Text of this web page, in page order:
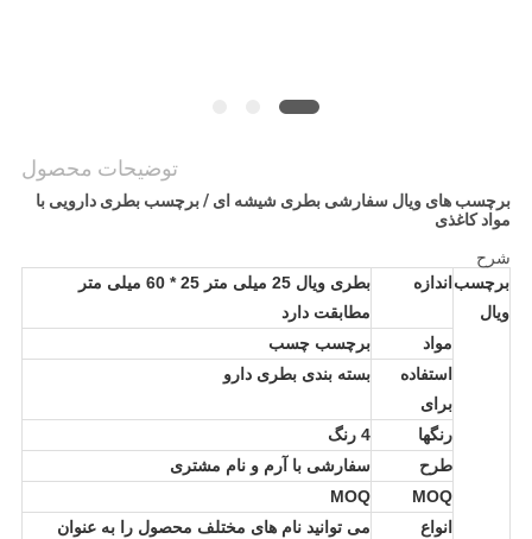
توضیحات محصول
برچسب های ویال سفارشی بطری شیشه ای / برچسب بطری دارویی با
مواد کاغذی
شرح
برچسب
ویال
اندازه
بطری ویال 25 میلی متر 25 * 60 میلی متر
مطابقت دارد
مواد
برچسب چسب
استفاده
برای
بسته بندی بطری دارو
رنگها
4 رنگ
طرح
سفارشی با آرم و نام مشتری
MOQ
MOQ
انواع
می توانید نام های مختلف محصول را به عنوان